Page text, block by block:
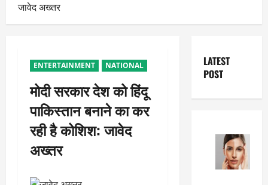
जावेद अख्तर
ENTERTAINMENT NATIONAL
मोदी सरकार देश को हिंदू
पाकिस्तान बनाने का कर
रही है कोशिश: जावेद
अख्तर
LATEST
POST